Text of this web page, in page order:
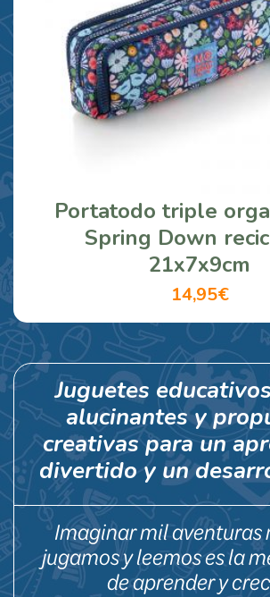
Portatodo triple
Spring Down
21x7x9cm
14,95€
Juguetes
alucinantes y
creativas para un
divertido y un
Imaginar mil aventuras
jugamos y leemos es la
de aprender y